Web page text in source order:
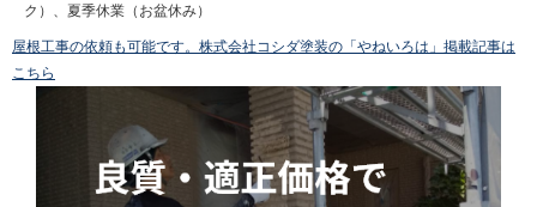
ク）、夏季休業（お盆休み）
屋根工事の依頼も可能です。株式会社コシダ塗装の「やねいろは」掲載記事は
こちら